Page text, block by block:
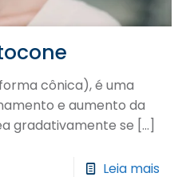
cônica), é uma
e aumento da
gradativamente se […]
Leia mais